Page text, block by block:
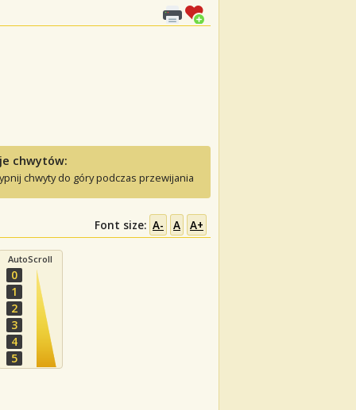
chwytów:
chwyty do góry podczas przewijania
Font size: A- A A+
AutoScroll
0
1
2
3
4
5